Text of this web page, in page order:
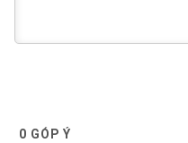
0 GÓP Ý